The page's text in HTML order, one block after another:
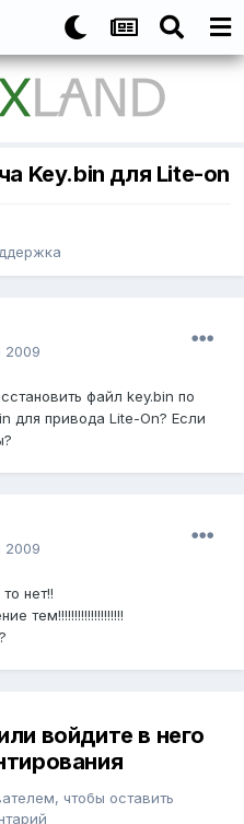
Key.bin для Lite-on
2009
файл key.bin по
для привода Lite-On? Если
2009
нет!!
тем!!!!!!!!!!!!!!!!!!!!
войдите в него
чтобы оставить